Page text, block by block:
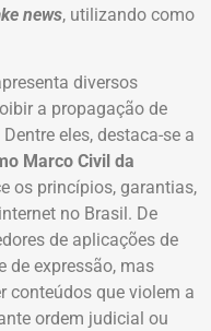
news, utilizando como
diversos
a propagação de
eles, destaca-se a
Marco Civil da
os princípios, garantias,
no Brasil. De
de aplicações de
de expressão, mas
conteúdos que violem a
ordem judicial ou